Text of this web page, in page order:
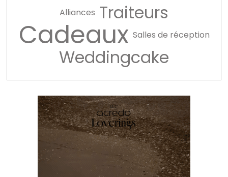
Alliances Traiteurs
Cadeaux Salles de réception
Weddingcake